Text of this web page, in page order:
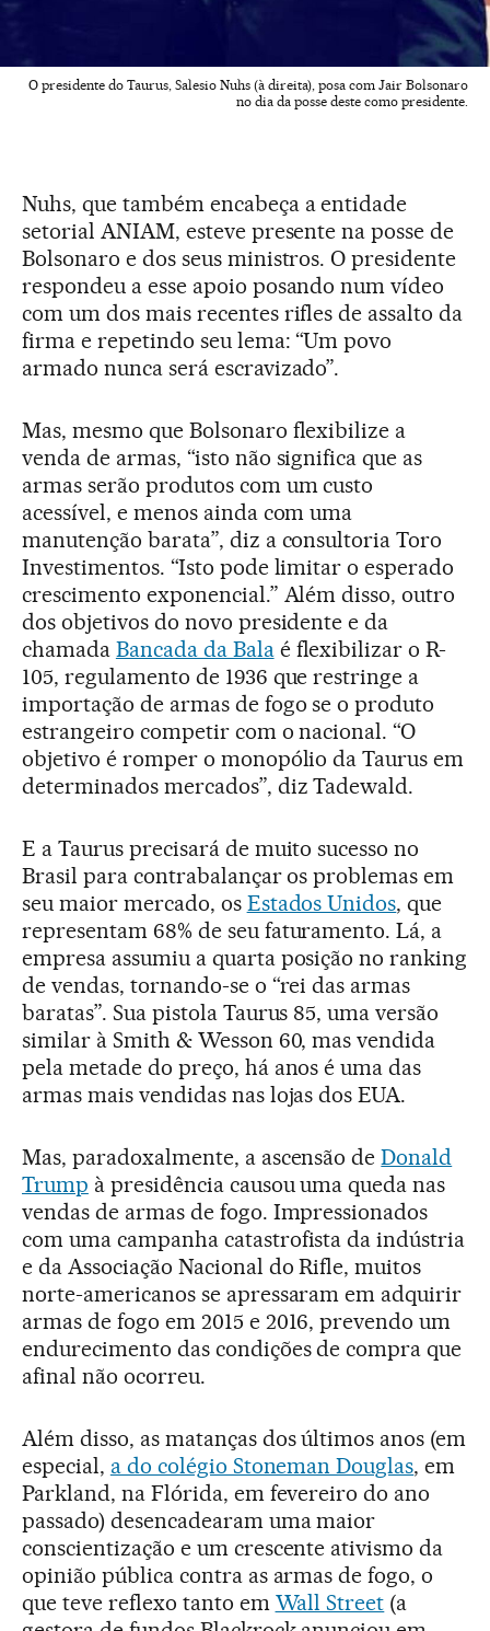
O presidente do Taurus, Salesio Nuhs (à direita), posa com Jair Bolsonaro
no dia da posse deste como presidente.
Nuhs, que também encabeça a entidade
setorial ANIAM, esteve presente na posse de
Bolsonaro e dos seus ministros. O presidente
respondeu a esse apoio posando num vídeo
com um dos mais recentes rifles de assalto da
firma e repetindo seu lema: “Um povo
armado nunca será escravizado”.
Mas, mesmo que Bolsonaro flexibilize a
venda de armas, “isto não significa que as
armas serão produtos com um custo
acessível, e menos ainda com uma
manutenção barata”, diz a consultoria Toro
Investimentos. “Isto pode limitar o esperado
crescimento exponencial.” Além disso, outro
dos objetivos do novo presidente e da
chamada Bancada da Balaé flexibilizar o R-
105, regulamento de 1936 que restringe a
importação de armas de fogo se o produto
estrangeiro competir com o nacional. “O
objetivo é romper o monopólio da Taurus em
determinados mercados”, diz Tadewald.
E a Taurus precisará de muito sucesso no
Brasil para contrabalançar os problemas em
seu maior mercado, os Estados Unidos, que
representam 68% de seu faturamento. Lá, a
empresa assumiu a quarta posição no ranking
de vendas, tornando-se o “rei das armas
baratas”. Sua pistola Taurus 85, uma versão
similar à Smith & Wesson 60, mas vendida
pela metade do preço, há anos é uma das
armas mais vendidas nas lojas dos EUA.
Mas, paradoxalmente, a ascensão deDonald
Trump à presidência causou uma queda nas
vendas de armas de fogo. Impressionados
com uma campanha catastrofista da indústria
e da Associação Nacional do Rifle, muitos
norte-americanos se apressaram em adquirir
armas de fogo em 2015 e 2016, prevendo um
endurecimento das condições de compra que
afinal não ocorreu.
Além disso, as matanças dos últimos anos (em
especial, a do colégio Stoneman Douglas, em
Parkland, na Flórida, em fevereiro do ano
passado) desencadearam uma maior
conscientização e um crescente ativismo da
opinião pública contra as armas de fogo, o
que teve reflexo tanto em Wall Street (a